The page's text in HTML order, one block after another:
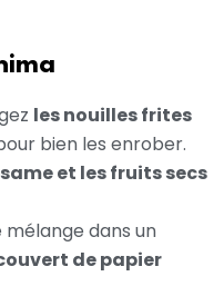
les nouilles frites
bien les enrober.
et les fruits secs
dans un
de papier